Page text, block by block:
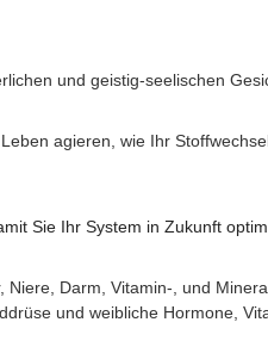
und geistig-seelischen
agieren, wie Ihr
Sie Ihr System in Zukunft
Darm, Vitamin-, und
und weibliche Hormone,